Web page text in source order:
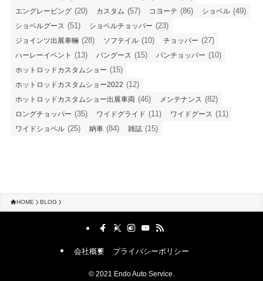
エングレービング (20) カスタム (57) コヨーテ (86) ショベル (49)
ショベルグース (51) ショベルチョッパー (23)
ジョインツ出展車輛 (28) ソフテイル (10) チョッパー (27)
ハーレーイベント (13) パングース (15) パンチョッパー (10)
ホットロッドカスタムショー (15)
ホットロッドカスタムショー2022 (12)
ホットロッドカスタムショー出展車両 (46) メンテナンス (82)
ロングチョッパー (35) ワイドグライド (11) ワイドグース (11)
ワイドショベル (25) 納車 (84) 雑誌 (15)
HOME BLOG
会社概要 プライバシーポリシー
© 2021 Endo Auto Service.